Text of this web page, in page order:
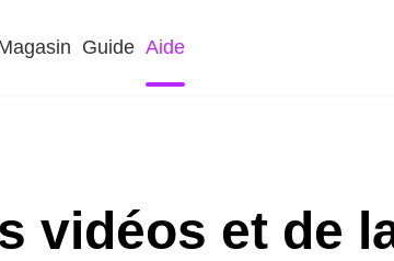
Guide Aide
vidéos et de